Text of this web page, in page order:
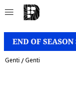
Genti /Genti